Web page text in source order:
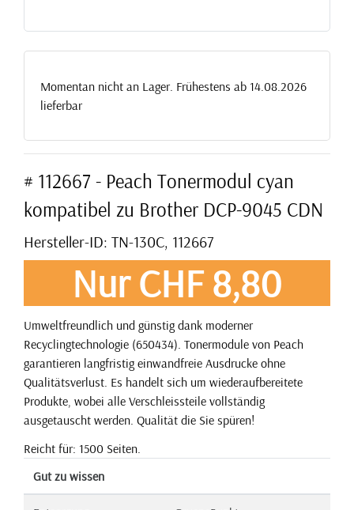
Momentan nicht an Lager. Frühestens ab 14.08.2026
lieferbar
# 112667 - Peach Tonermodul cyan
kompatibel zu Brother DCP-9045 CDN
Hersteller-ID: TN-130C, 112667
Nur CHF 8,80
Umweltfreundlich und günstig dank moderner
Recyclingtechnologie (650434). Tonermodule von Peach
garantieren langfristig einwandfreie Ausdrucke ohne
Qualitätsverlust. Es handelt sich um wiederaufbereitete
Produkte, wobei alle Verschleissteile vollständig
ausgetauscht werden. Qualität die Sie spüren!
Reicht für: 1500 Seiten.
Gut zu wissen